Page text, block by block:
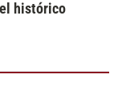
el histórico